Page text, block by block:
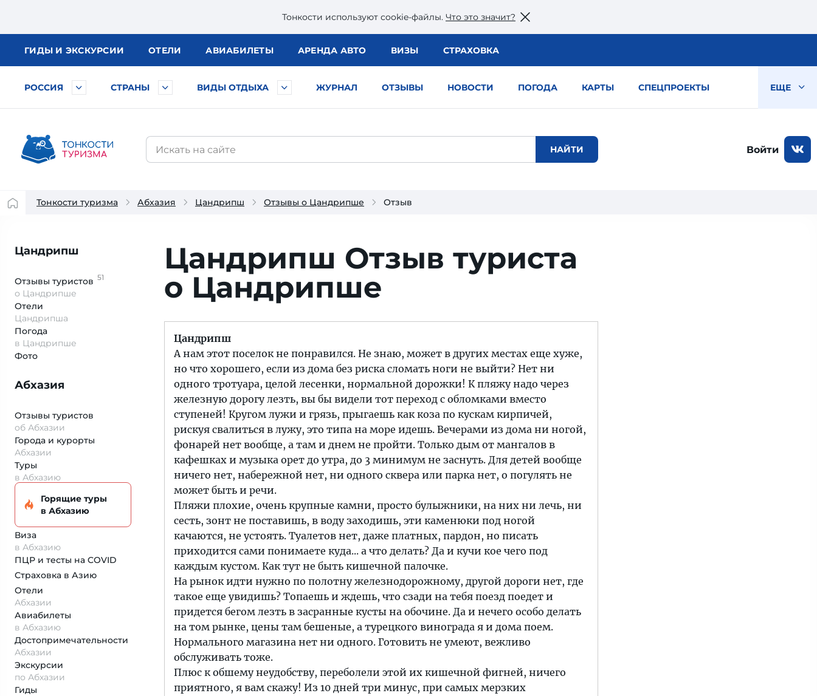
Тонкости используют сookie-файлы. Что это значит?
ГИДЫ И ЭКСКУРСИИ ОТЕЛИ АВИАБИЛЕТЫ АРЕНДА АВТО ВИЗЫ СТРАХОВКА
РОССИЯ СТРАНЫ ВИДЫ ОТДЫХА ЖУРНАЛ ОТЗЫВЫ НОВОСТИ ПОГОДА КАРТЫ СПЕЦПРОЕКТЫ ЕЩЕ
Войти
Тонкости туризма Абхазия Цандрипш Отзывы о Цандрипше Отзыв
Цандрипш
Отзывы туристов 51
о Цандрипше
Отели
Цандрипша
Погода
в Цандрипше
Фото
Абхазия
Отзывы туристов
об Абхазии
Города и курорты
Абхазии
Туры
в Абхазию
Горящие туры
в Абхазию
Виза
в Абхазию
ПЦР и тесты на COVID
Страховка в Азию
Отели
Абхазии
Авиабилеты
в Абхазию
Достопримеча­тельности
Абхазии
Экскурсии
по Абхазии
Гиды
Цандрипш Отзыв туриста
о Цандрипше
Цандрипш
А нам этот поселок не понравился. Не знаю, может в других местах еще хуже,
но что хорошего, если из дома без риска сломать ноги не выйти? Нет ни
одного тротуара, целой лесенки, нормальной дорожки! К пляжу надо через
железную дорогу лезть, вы бы видели тот переход с обломками вместо
ступеней! Кругом лужи и грязь, прыгаешь как коза по кускам кирпичей,
рискуя свалиться в лужу, это типа на море идешь. Вечерами из дома ни ногой,
фонарей нет вообще, а там и днем не пройти. Только дым от мангалов в
кафешках и музыка орет до утра, до 3 минимум не заснуть. Для детей вообще
ничего нет, набережной нет, ни одного сквера или парка нет, о погулять не
может быть и речи.
Пляжи плохие, очень крупные камни, просто булыжники, на них ни лечь, ни
сесть, зонт не поставишь, в воду заходишь, эти каменюки под ногой
качаются, не устоять. Туалетов нет, даже платных, пардон, но писать
приходится сами понимаете куда... а что делать? Да и кучи кое чего под
каждым кустом. Как тут не быть кишечной палочке.
На рынок идти нужно по полотну железнодорожному, другой дороги нет, где
такое еще увидишь? Топаешь и ждешь, что сзади на тебя поезд поедет и
придется бегом лезть в засранные кусты на обочине. Да и нечего особо делать
на том рынке, цены там бешеные, а турецкого винограда я и дома поем.
Нормального магазина нет ни одного. Готовить не умеют, вежливо
обслуживать тоже.
Плюс к обшему неудобству, переболели этой их кишечной фигней, ничего
приятного, я вам скажу! Из 10 дней три минус, при самых мерзких